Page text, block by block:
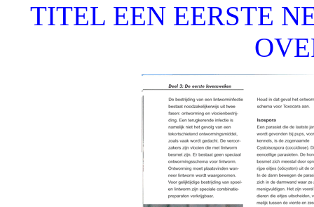
TITEL EEN EERSTE